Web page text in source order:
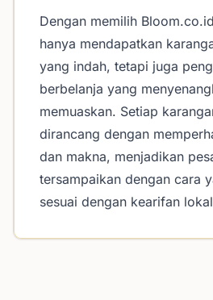
Dengan memilih
hanya mendapatkan
yang indah, tetapi juga
berbelanja yang
memuaskan. Setiap
dirancang dengan
dan makna, menjadikan
tersampaikan dengan cara
sesuai dengan kearifan